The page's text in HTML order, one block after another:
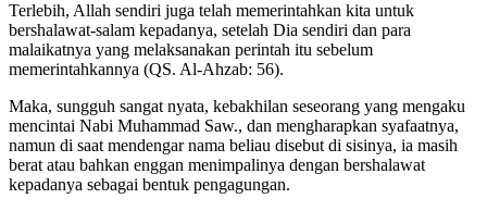
Terlebih, Allah sendiri juga telah memerintahkan kita untuk
bershalawat-salam kepadanya, setelah Dia sendiri dan para
malaikatnya yang melaksanakan perintah itu sebelum
memerintahkannya (QS. Al-Ahzab: 56).
Maka, sungguh sangat nyata, kebakhilan seseorang yang mengaku
mencintai Nabi Muhammad Saw., dan mengharapkan syafaatnya,
namun di saat mendengar nama beliau disebut di sisinya, ia masih
berat atau bahkan enggan menimpalinya dengan bershalawat
kepadanya sebagai bentuk pengagungan.